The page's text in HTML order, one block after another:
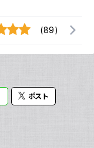
(89)
ポスト